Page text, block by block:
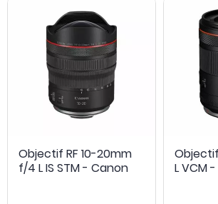
Objectif RF 10-20mm
f/4 L IS STM - Canon
L VCM